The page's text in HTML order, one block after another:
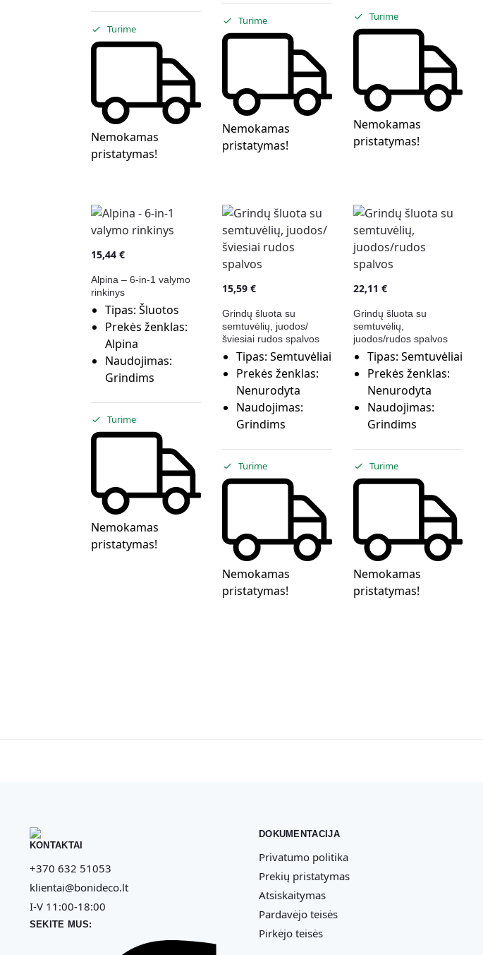
Turime
Nemokamas
pristatymas!
Turime
Nemokamas
pristatymas!
Turime
Nemokamas
pristatymas!
15,44 €
Alpina – 6-in-1 valymo
rinkinys
Tipas: Šluotos
Prekės ženklas:
Alpina
Naudojimas:
Grindims
Turime
Nemokamas
pristatymas!
15,59 €
Grindų šluota su
semtuvėlių, juodos/
šviesiai rudos spalvos
Tipas: Semtuvėliai
Prekės ženklas:
Nenurodyta
Naudojimas:
Grindims
Turime
Nemokamas
pristatymas!
22,11 €
Grindų šluota su
semtuvėlių,
juodos/rudos spalvos
Tipas: Semtuvėliai
Prekės ženklas:
Nenurodyta
Naudojimas:
Grindims
Turime
Nemokamas
pristatymas!
KONTAKTAI
+370 632 51053
klientai@bonideco.lt
I-V 11:00-18:00
SEKITE MUS:
DOKUMENTACIJA
Privatumo politika
Prekių pristatymas
Atsiskaitymas
Pardavėjo teisės
Pirkėjo teisės